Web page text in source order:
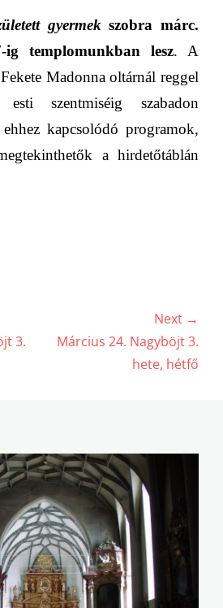
gyermekszobra márc.
templomunkban lesz. A
Madonna oltárnál reggel
szentmiséig szabadon
kapcsolódó programok,
a hirdetőtáblán
3.
Next →
NextMárcius 24. Nagyböjt 3.
hete, hétfő